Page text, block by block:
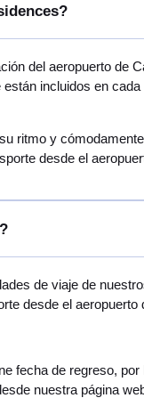
del aeropuerto de
incluidos en
ritmo y
desde el
de viaje de
desde el
fecha de regreso,
nuestra página